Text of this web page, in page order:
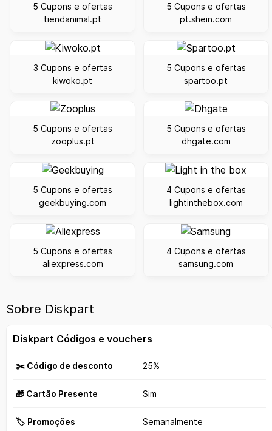
5 Cupons e ofertas
tiendanimal.pt
5 Cupons e ofertas
pt.shein.com
3 Cupons e ofertas
kiwoko.pt
5 Cupons e ofertas
spartoo.pt
5 Cupons e ofertas
zooplus.pt
5 Cupons e ofertas
dhgate.com
5 Cupons e ofertas
geekbuying.com
4 Cupons e ofertas
lightinthebox.com
5 Cupons e ofertas
aliexpress.com
4 Cupons e ofertas
samsung.com
Sobre Diskpart
Diskpart Códigos e vouchers
✂️ Código de desconto 25%
🎁 Cartão Presente Sim
🏷️ Promoções Semanalmente